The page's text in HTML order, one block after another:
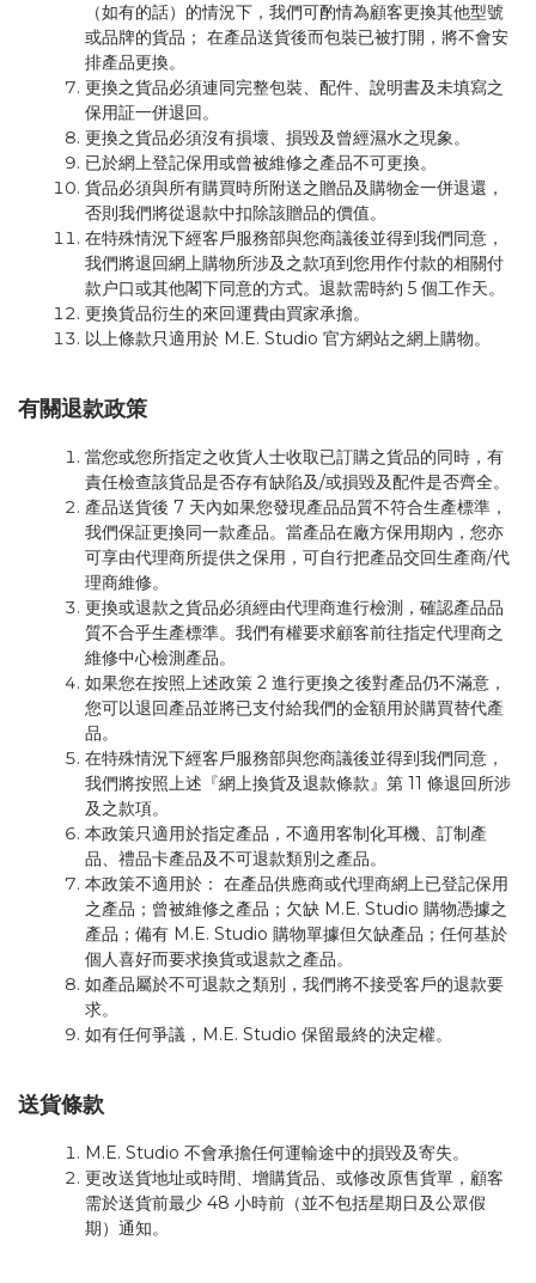
（如有的話）的情況下，我們可酌情為顧客更換其他型號
或品牌的貨品； 在產品送貨後而包裝已被打開，將不會安
排產品更換。
更換之貨品必須連同完整包裝、配件、說明書及未填寫之
保用証一併退回。
更換之貨品必須沒有損壞、損毀及曾經濕水之現象。
已於網上登記保用或曾被維修之產品不可更換。
貨品必須與所有購買時所附送之贈品及購物金一併退還，
否則我們將從退款中扣除該贈品的價值。
在特殊情況下經客戶服務部與您商議後並得到我們同意，
我們將退回網上購物所涉及之款項到您用作付款的相關付
款户口或其他閣下同意的方式。退款需時約 5 個工作天。
更換貨品衍生的來回運費由買家承擔。
以上條款只適用於 M.E. Studio 官方網站之網上購物。
有關退款政策
當您或您所指定之收貨人士收取已訂購之貨品的同時，有
責任檢查該貨品是否存有缺陷及/或損毀及配件是否齊全。
產品送貨後 7 天內如果您發現產品品質不符合生產標準，
我們保証更換同一款產品。當產品在廠方保用期內，您亦
可享由代理商所提供之保用，可自行把產品交回生產商/代
理商維修。
更換或退款之貨品必須經由代理商進行檢測，確認產品品
質不合乎生產標準。我們有權要求顧客前往指定代理商之
維修中心檢測產品。
如果您在按照上述政策 2 進行更換之後對產品仍不滿意，
您可以退回產品並將已支付給我們的金額用於購買替代產
品。
在特殊情況下經客戶服務部與您商議後並得到我們同意，
我們將按照上述『網上換貨及退款條款』第 11 條退回所涉
及之款項。
本政策只適用於指定產品，不適用客制化耳機、訂制產
品、禮品卡產品及不可退款類別之產品。
本政策不適用於： 在產品供應商或代理商網上已登記保用
之產品；曾被維修之產品；欠缺 M.E. Studio 購物憑據之
產品；備有 M.E. Studio 購物單據但欠缺產品；任何基於
個人喜好而要求換貨或退款之產品。
如產品屬於不可退款之類別，我們將不接受客戶的退款要
求。
如有任何爭議，M.E. Studio 保留最終的決定權。
送貨條款
M.E. Studio 不會承擔任何運輸途中的損毀及寄失。
更改送貨地址或時間、增購貨品、或修改原售貨單，顧客
需於送貨前最少 48 小時前（並不包括星期日及公眾假
期）通知。